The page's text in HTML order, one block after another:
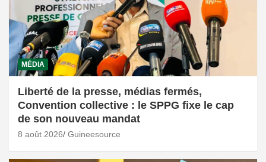
MÉDIA
Liberté de la presse, médias fermés,
Convention collective : le SPPG fixe le cap
de son nouveau mandat
8 août 2026 Guineesource